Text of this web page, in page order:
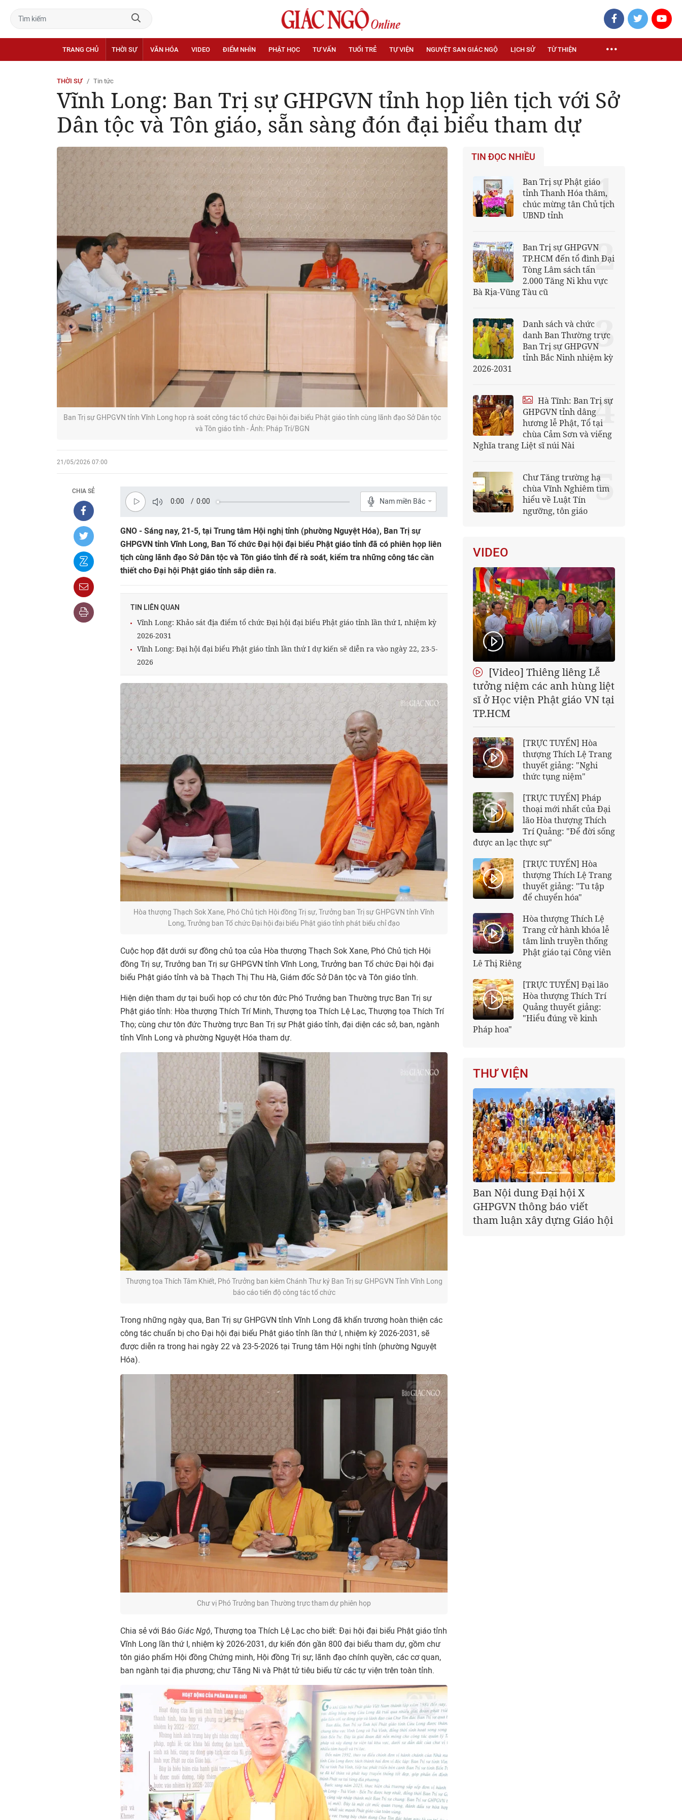
TRANG CHỦ THỜI SỰ VĂN HÓA VIDEO ĐIỂM NHÌN PHẬT HỌC TƯ VẤN TUỔI TRẺ TỰ VIỆN NGUYỆT SAN GIÁC NGỘ LỊCH SỬ TỪ THIỆN
THỜI SỰ Tin tức
Vĩnh Long: Ban Trị sự GHPGVN tỉnh họp liên tịch với Sở
Dân tộc và Tôn giáo, sẵn sàng đón đại biểu tham dự
Ban Trị sự GHPGVN tỉnh Vĩnh Long họp rà soát công tác tổ chức Đại hội đại biểu Phật giáo tỉnh cùng lãnh đạo Sở Dân tộc
và Tôn giáo tỉnh - Ảnh: Pháp Trí/BGN
21/05/2026 07:00
CHIA SẺ
0:00 / 0:00 Nam miền Bắc
GNO - Sáng nay, 21-5, tại Trung tâm Hội nghị tỉnh (phường Nguyệt Hóa), Ban Trị sự
GHPGVN tỉnh Vĩnh Long, Ban Tổ chức Đại hội đại biểu Phật giáo tỉnh đã có phiên họp liên
tịch cùng lãnh đạo Sở Dân tộc và Tôn giáo tỉnh để rà soát, kiểm tra những công tác cần
thiết cho Đại hội Phật giáo tỉnh sắp diễn ra.
TIN LIÊN QUAN
Vĩnh Long: Khảo sát địa điểm tổ chức Đại hội đại biểu Phật giáo tỉnh lần thứ I, nhiệm kỳ
2026-2031
Vĩnh Long: Đại hội đại biểu Phật giáo tỉnh lần thứ I dự kiến sẽ diễn ra vào ngày 22, 23-5-
2026
Hòa thượng Thạch Sok Xane, Phó Chủ tịch Hội đồng Trị sự, Trưởng ban Trị sự GHPGVN tỉnh Vĩnh
Long, Trưởng ban Tổ chức Đại hội đại biểu Phật giáo tỉnh phát biểu chỉ đạo
Cuộc họp đặt dưới sự đồng chủ tọa của Hòa thượng Thạch Sok Xane, Phó Chủ tịch Hội
đồng Trị sự, Trưởng ban Trị sự GHPGVN tỉnh Vĩnh Long, Trưởng ban Tổ chức Đại hội đại
biểu Phật giáo tỉnh và bà Thạch Thị Thu Hà, Giám đốc Sở Dân tộc và Tôn giáo tỉnh.
Hiện diện tham dự tại buổi họp có chư tôn đức Phó Trưởng ban Thường trực Ban Trị sự
Phật giáo tỉnh: Hòa thượng Thích Trí Minh, Thượng tọa Thích Lệ Lạc, Thượng tọa Thích Trí
Thọ; cùng chư tôn đức Thường trực Ban Trị sự Phật giáo tỉnh, đại diện các sở, ban, ngành
tỉnh Vĩnh Long và phường Nguyệt Hóa tham dự.
Thượng tọa Thích Tâm Khiết, Phó Trưởng ban kiêm Chánh Thư ký Ban Trị sự GHPGVN Tỉnh Vĩnh Long
báo cáo tiến độ công tác tổ chức
Trong những ngày qua, Ban Trị sự GHPGVN tỉnh Vĩnh Long đã khẩn trương hoàn thiện các
công tác chuẩn bị cho Đại hội đại biểu Phật giáo tỉnh lần thứ I, nhiệm kỳ 2026-2031, sẽ
được diễn ra trong hai ngày 22 và 23-5-2026 tại Trung tâm Hội nghị tỉnh (phường Nguyệt
Hóa).
Chư vị Phó Trưởng ban Thường trực tham dự phiên họp
Chia sẻ với Báo Giác Ngộ, Thượng tọa Thích Lệ Lạc cho biết: Đại hội đại biểu Phật giáo tỉnh
Vĩnh Long lần thứ I, nhiệm kỳ 2026-2031, dự kiến đón gần 800 đại biểu tham dự, gồm chư
tôn giáo phẩm Hội đồng Chứng minh, Hội đồng Trị sự; lãnh đạo chính quyền, các cơ quan,
ban ngành tại địa phương; chư Tăng Ni và Phật tử tiêu biểu từ các tự viện trên toàn tỉnh.
TIN ĐỌC NHIỀU
Ban Trị sự Phật giáo
tỉnh Thanh Hóa thăm,
chúc mừng tân Chủ tịch
UBND tỉnh
1
Ban Trị sự GHPGVN
TP.HCM đến tổ đình Đại
Tòng Lâm sách tấn
2.000 Tăng Ni khu vực
Bà Rịa-Vũng Tàu cũ
2
Danh sách và chức
danh Ban Thường trực
Ban Trị sự GHPGVN
tỉnh Bắc Ninh nhiệm kỳ
2026-2031
3
Hà Tĩnh: Ban Trị sự
GHPGVN tỉnh dâng
hương lễ Phật, Tổ tại
chùa Cảm Sơn và viếng
Nghĩa trang Liệt sĩ núi Nài
4
Chư Tăng trường hạ
chùa Vĩnh Nghiêm tìm
hiểu về Luật Tín
ngưỡng, tôn giáo
5
VIDEO
[Video] Thiêng liêng Lễ
tưởng niệm các anh hùng liệt
sĩ ở Học viện Phật giáo VN tại
TP.HCM
[TRỰC TUYẾN] Hòa
thượng Thích Lệ Trang
thuyết giảng: "Nghi
thức tụng niệm"
[TRỰC TUYẾN] Pháp
thoại mới nhất của Đại
lão Hòa thượng Thích
Trí Quảng: "Để đời sống
được an lạc thực sự"
[TRỰC TUYẾN] Hòa
thượng Thích Lệ Trang
thuyết giảng: "Tu tập
để chuyển hóa"
Hòa thượng Thích Lệ
Trang cử hành khóa lễ
tâm linh truyền thống
Phật giáo tại Công viên
Lê Thị Riêng
[TRỰC TUYẾN] Đại lão
Hòa thượng Thích Trí
Quảng thuyết giảng:
"Hiểu đúng về kinh
Pháp hoa"
THƯ VIỆN
Giáo hội kêu gọi Tăng Ni,
Phật tử cả nước thể hiện tấm
lòng tri ân trọn vẹn nghĩa